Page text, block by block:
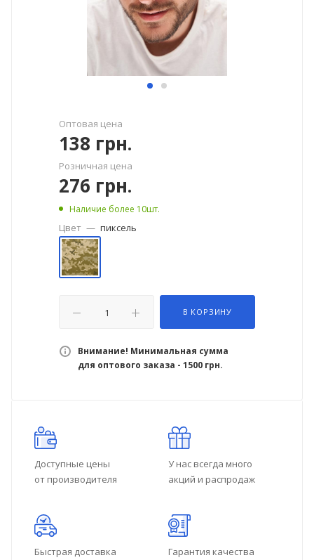
Оптовая цена
138 грн.
Розничная цена
276 грн.
Наличие более 10шт.
Цвет — пиксель
В КОРЗИНУ
Внимание! Минимальная сумма
для оптового заказа - 1500 грн.
Доступные цены
от производителя
У нас всегда много
акций и распродаж
Быстрая доставка
Гарантия качества